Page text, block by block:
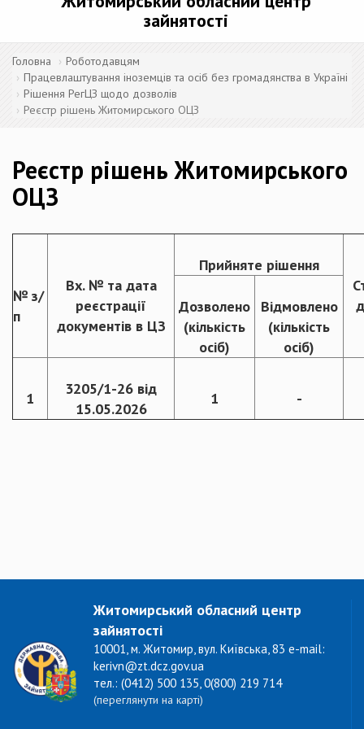
зайнятості
Головна
Роботодавцям
Працевлаштування іноземців та осіб без громадянства в Україні
Рішення РегЦЗ щодо дозволів
Реєстр рішень Житомирського ОЦЗ
Реєстр рішень Житомирського
ОЦЗ
№ з/
п
Вх. № та дата
реєстрації
документів в ЦЗ
Прийняте рішення
Дозволено
(кількість
осіб)
Відмовлено
(кількість
осіб)
1
3205/1-26 від
15.05.2026
1 -
Житомирський обласний центр
зайнятості
10001, м. Житомир, вул. Київська, 83 e-mail:
kerivn@zt.dcz.gov.ua
тел.: (0412) 500 135, 0(800) 219 714
(переглянути на карті)